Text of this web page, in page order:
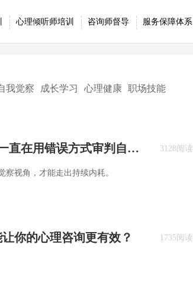
心理倾听师培训 咨询师督导 服务保障体系
我觉察 成长学习 心理健康 职场技能
直在用错误方式审判自己 |
视角，才能走出持续内耗。
3128阅读
你的心理咨询更有效？ 1735阅读